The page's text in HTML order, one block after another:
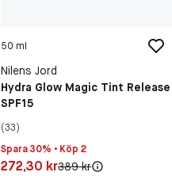
50 ml
Nilens Jord
Hydra Glow Magic Tint Release
SPF15
(33)
Spara 30% • Köp 2
Pris: 272,30 kr
272,30 krOriginal pris:
389 kr